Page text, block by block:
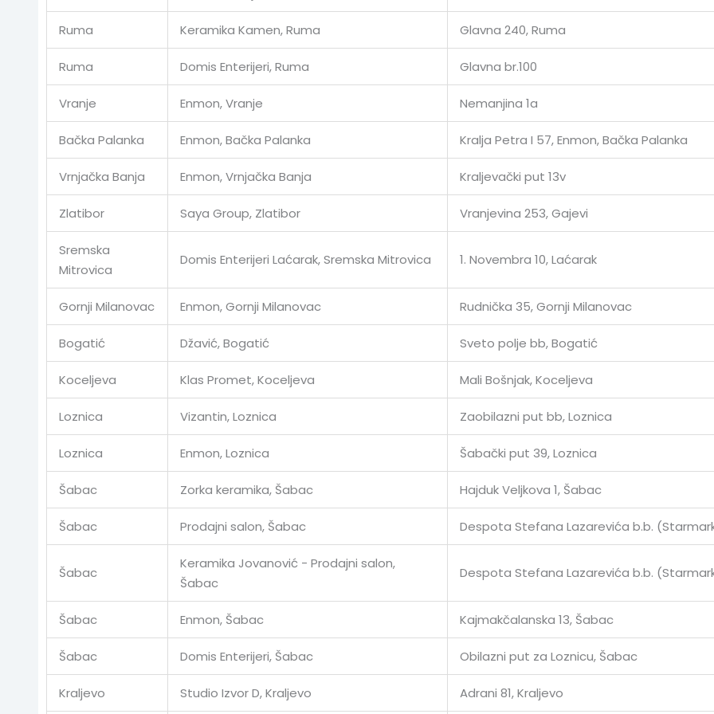
Ruma Keramika Kamen, Ruma Glavna 240, Ruma
Ruma Domis Enterijeri, Ruma Glavna br.100
Vranje Enmon, Vranje Nemanjina 1a
Bačka Palanka Enmon, Bačka Palanka Kralja Petra I 57, Enmon, Bačka Palanka
Vrnjačka Banja Enmon, Vrnjačka Banja Kraljevački put 13v
Zlatibor Saya Group, Zlatibor Vranjevina 253, Gajevi
Sremska
Mitrovica
Domis Enterijeri Laćarak, Sremska Mitrovica 1. Novembra 10, Laćarak
Gornji Milanovac Enmon, Gornji Milanovac Rudnička 35, Gornji Milanovac
Bogatić Džavić, Bogatić Sveto polje bb, Bogatić
Koceljeva Klas Promet, Koceljeva Mali Bošnjak, Koceljeva
Loznica Vizantin, Loznica Zaobilazni put bb, Loznica
Loznica Enmon, Loznica Šabački put 39, Loznica
Šabac Zorka keramika, Šabac Hajduk Veljkova 1, Šabac
Šabac Prodajni salon, Šabac Despota Stefana Lazarevića b.b.
Šabac
Keramika Jovanović - Prodajni salon,
Šabac
Despota Stefana Lazarevića b.b.
Šabac Enmon, Šabac Kajmakčalanska 13, Šabac
Šabac Domis Enterijeri, Šabac Obilazni put za Loznicu, Šabac
Kraljevo Studio Izvor D, Kraljevo Adrani 81, Kraljevo